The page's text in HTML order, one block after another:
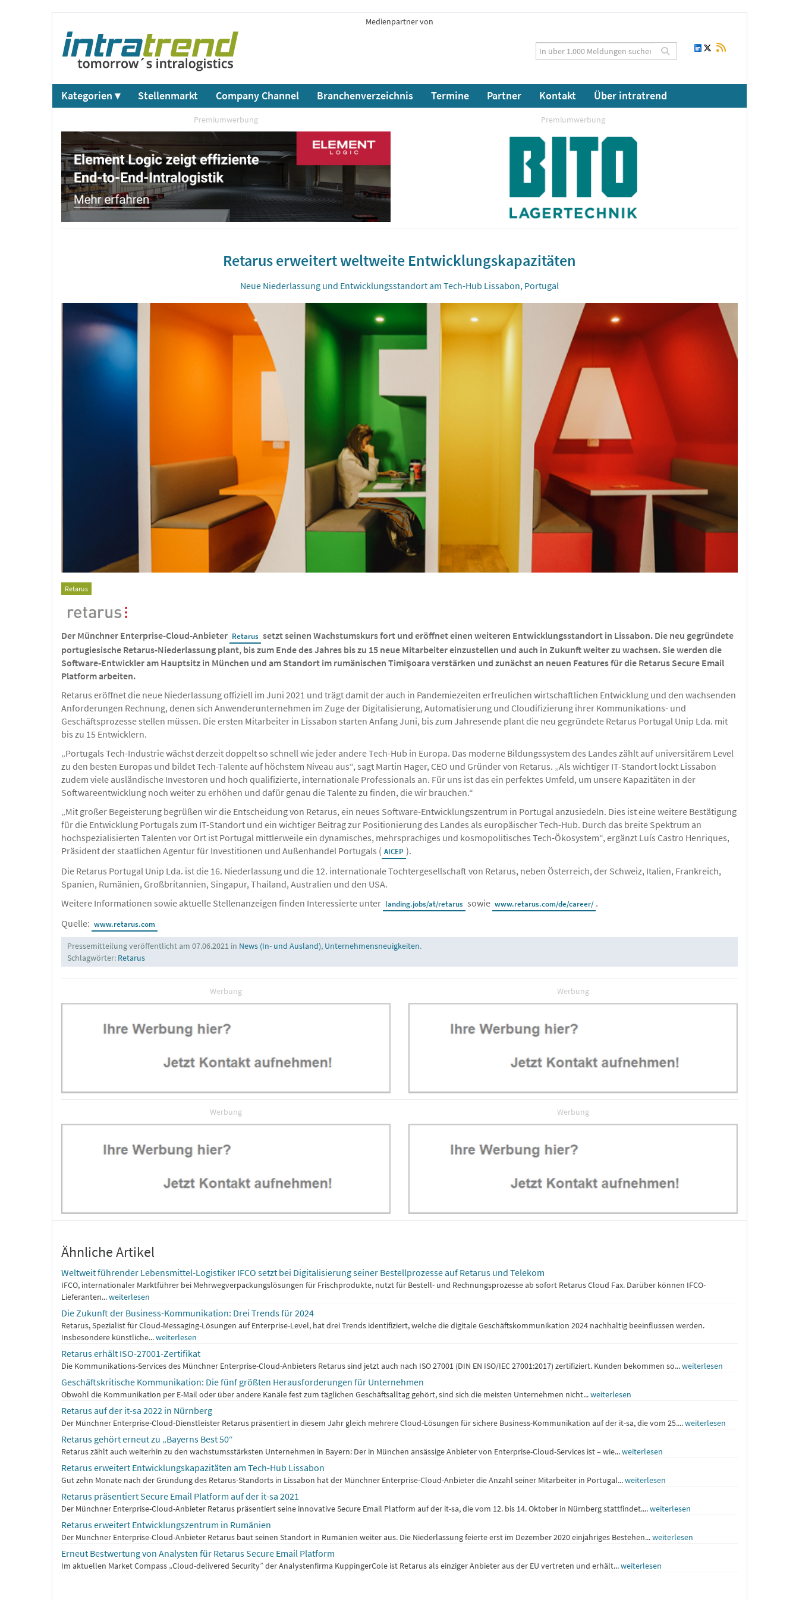
Medienpartner von
Kategorien ▾ Stellenmarkt Company Channel Branchenverzeichnis Termine Partner Kontakt Über intratrend
Premiumwerbung Premiumwerbung
Retarus erweitert weltweite Entwicklungskapazitäten
Neue Niederlassung und Entwicklungsstandort am Tech-Hub Lissabon, Portugal
Retarus
Der Münchner Enterprise-Cloud-Anbieter Retarus setzt seinen Wachstumskurs fort und eröffnet einen weiteren Entwicklungsstandort in Lissabon. Die neu gegründete
portugiesische Retarus-Niederlassung plant, bis zum Ende des Jahres bis zu 15 neue Mitarbeiter einzustellen und auch in Zukunft weiter zu wachsen. Sie werden die
Software-Entwickler am Hauptsitz in München und am Standort im rumänischen Timişoara verstärken und zunächst an neuen Features für die Retarus Secure Email
Platform arbeiten.
Retarus eröffnet die neue Niederlassung offiziell im Juni 2021 und trägt damit der auch in Pandemiezeiten erfreulichen wirtschaftlichen Entwicklung und den wachsenden
Anforderungen Rechnung, denen sich Anwenderunternehmen im Zuge der Digitalisierung, Automatisierung und Cloudifizierung ihrer Kommunikations- und
Geschäftsprozesse stellen müssen. Die ersten Mitarbeiter in Lissabon starten Anfang Juni, bis zum Jahresende plant die neu gegründete Retarus Portugal Unip Lda. mit
bis zu 15 Entwicklern.
„Portugals Tech-Industrie wächst derzeit doppelt so schnell wie jeder andere Tech-Hub in Europa. Das moderne Bildungssystem des Landes zählt auf universitärem Level
zu den besten Europas und bildet Tech-Talente auf höchstem Niveau aus“, sagt Martin Hager, CEO und Gründer von Retarus. „Als wichtiger IT-Standort lockt Lissabon
zudem viele ausländische Investoren und hoch qualifizierte, internationale Professionals an. Für uns ist das ein perfektes Umfeld, um unsere Kapazitäten in der
Softwareentwicklung noch weiter zu erhöhen und dafür genau die Talente zu finden, die wir brauchen.“
„Mit großer Begeisterung begrüßen wir die Entscheidung von Retarus, ein neues Software-Entwicklungszentrum in Portugal anzusiedeln. Dies ist eine weitere Bestätigung
für die Entwicklung Portugals zum IT-Standort und ein wichtiger Beitrag zur Positionierung des Landes als europäischer Tech-Hub. Durch das breite Spektrum an
hochspezialisierten Talenten vor Ort ist Portugal mittlerweile ein dynamisches, mehrsprachiges und kosmopolitisches Tech-Ökosystem“, ergänzt Luís Castro Henriques,
Präsident der staatlichen Agentur für Investitionen und Außenhandel Portugals ( AICEP ).
Die Retarus Portugal Unip Lda. ist die 16. Niederlassung und die 12. internationale Tochtergesellschaft von Retarus, neben Österreich, der Schweiz, Italien, Frankreich,
Spanien, Rumänien, Großbritannien, Singapur, Thailand, Australien und den USA.
Weitere Informationen sowie aktuelle Stellenanzeigen finden Interessierte unter landing.jobs/at/retarus sowie www.retarus.com/de/career/ .
Quelle: www.retarus.com
Pressemitteilung veröffentlicht am 07.06.2021 in News (In- und Ausland), Unternehmensneuigkeiten.
Schlagwörter: Retarus
Werbung Werbung
Werbung Werbung
Ähnliche Artikel
Weltweit führender Lebensmittel-Logistiker IFCO setzt bei Digitalisierung seiner Bestellprozesse auf Retarus und Telekom
IFCO, internationaler Marktführer bei Mehrwegverpackungslösungen für Frischprodukte, nutzt für Bestell- und Rechnungsprozesse ab sofort Retarus Cloud Fax. Darüber können IFCO-
Lieferanten...weiterlesen
Die Zukunft der Business-Kommunikation: Drei Trends für 2024
Retarus, Spezialist für Cloud-Messaging-Lösungen auf Enterprise-Level, hat drei Trends identifiziert, welche die digitale Geschäftskommunikation 2024 nachhaltig beeinflussen werden.
Insbesondere künstliche...weiterlesen
Retarus erhält ISO-27001-Zertifikat
Die Kommunikations-Services des Münchner Enterprise-Cloud-Anbieters Retarus sind jetzt auch nach ISO 27001 (DIN EN ISO/IEC 27001:2017) zertifiziert. Kunden bekommen so...weiterlesen
Geschäftskritische Kommunikation: Die fünf größten Herausforderungen für Unternehmen
Obwohl die Kommunikation per E-Mail oder über andere Kanäle fest zum täglichen Geschäftsalltag gehört, sind sich die meisten Unternehmen nicht...weiterlesen
Retarus auf der it-sa 2022 in Nürnberg
Der Münchner Enterprise-Cloud-Dienstleister Retarus präsentiert in diesem Jahr gleich mehrere Cloud-Lösungen für sichere Business-Kommunikation auf der it-sa, die vom 25....weiterlesen
Retarus gehört erneut zu „Bayerns Best 50“
Retarus zählt auch weiterhin zu den wachstumsstärksten Unternehmen in Bayern: Der in München ansässige Anbieter von Enterprise-Cloud-Services ist – wie...weiterlesen
Retarus erweitert Entwicklungskapazitäten am Tech-Hub Lissabon
Gut zehn Monate nach der Gründung des Retarus-Standorts in Lissabon hat der Münchner Enterprise-Cloud-Anbieter die Anzahl seiner Mitarbeiter in Portugal...weiterlesen
Retarus präsentiert Secure Email Platform auf der it-sa 2021
Der Münchner Enterprise-Cloud-Anbieter Retarus präsentiert seine innovative Secure Email Platform auf der it-sa, die vom 12. bis 14. Oktober in Nürnberg stattfindet....weiterlesen
Retarus erweitert Entwicklungszentrum in Rumänien
Der Münchner Enterprise-Cloud-Anbieter Retarus baut seinen Standort in Rumänien weiter aus. Die Niederlassung feierte erst im Dezember 2020 einjähriges Bestehen...weiterlesen
Erneut Bestwertung von Analysten für Retarus Secure Email Platform
Im aktuellen Market Compass „Cloud-delivered Security” der Analystenfirma KuppingerCole ist Retarus als einziger Anbieter aus der EU vertreten und erhält...weiterlesen